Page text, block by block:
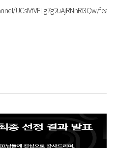
UCsIVtVFLg7g2uAjRNnRI3Qw/